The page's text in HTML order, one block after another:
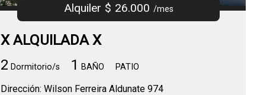
Alquiler $ 26.000 /mes
X ALQUILADA X
2 Dormitorio/s 1 BAÑO PATIO
Dirección: Wilson Ferreira Aldunate 974